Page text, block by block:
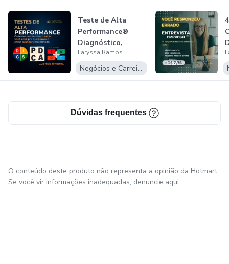
Teste de Alta
Performance®
Diagnóstico,
Clareza e Ação
para...
Laryssa Ramos
Negócios e Carreira
Dúvidas frequentes
O conteúdo deste produto não representa a opinião da Hotmart.
Se você vir informações inadequadas, denuncie aqui